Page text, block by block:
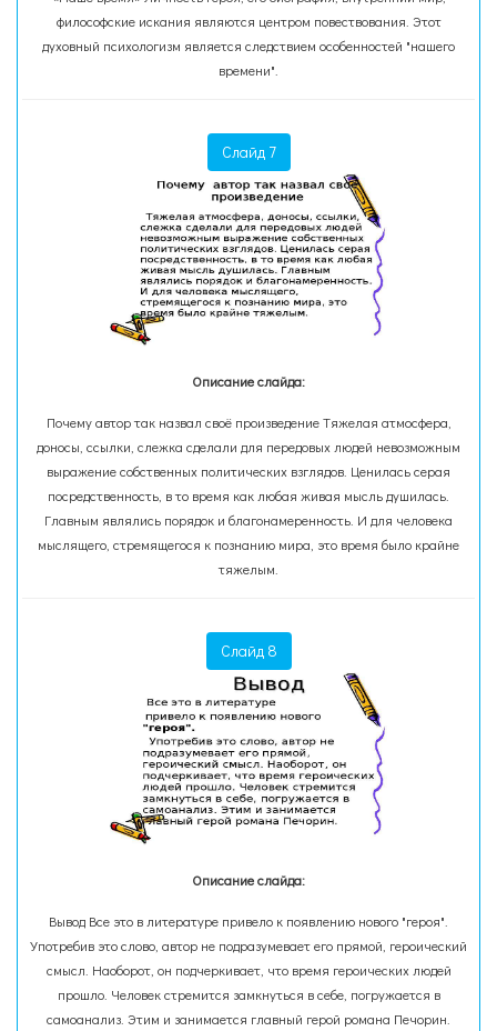
философские искания являются центром повествования. Этот
духовный психологизм является следствием особенностей "нашего
времени".
Слайд 7
Описание слайда:
Почему автор так назвал своё произведение Тяжелая атмосфера,
доносы, ссылки, слежка сделали для передовых людей невозможным
выражение собственных политических взглядов. Ценилась серая
посредственность, в то время как любая живая мысль душилась.
Главным являлись порядок и благонамеренность. И для человека
мыслящего, стремящегося к познанию мира, это время было крайне
тяжелым.
Слайд 8
Описание слайда:
Вывод Все это в литературе привело к появлению нового "героя".
Употребив это слово, автор не подразумевает его прямой, героический
смысл. Наоборот, он подчеркивает, что время героических людей
прошло. Человек стремится замкнуться в себе, погружается в
самоанализ. Этим и занимается главный герой романа Печорин.